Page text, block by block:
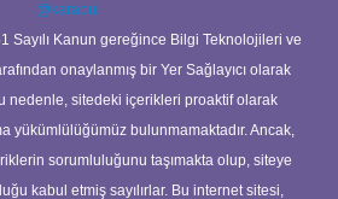
@karabul
Sayılı Kanun gereğince Bilgi Teknolojileri ve
onaylanmış bir Yer Sağlayıcı olarak
nedenle, sitedeki içerikleri proaktif olarak
yükümlülüğümüz bulunmamaktadır. Ancak,
sorumluluğunu taşımakta olup, siteye
kabul etmiş sayılırlar. Bu internet sitesi,